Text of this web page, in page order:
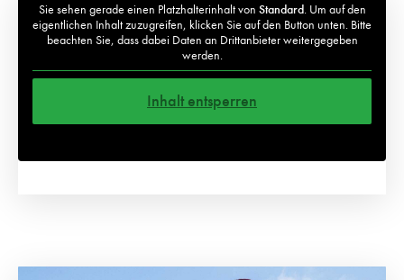
Sie sehen gerade einen Platzhalterinhalt von Standard. Um auf den
eigentlichen Inhalt zuzugreifen, klicken Sie auf den Button unten. Bitte
beachten Sie, dass dabei Daten an Drittanbieter weitergegeben
werden.
Inhalt entsperren